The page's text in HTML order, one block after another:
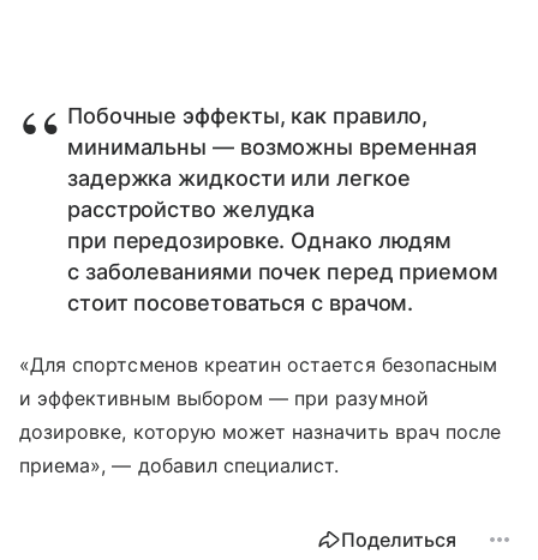
Побочные эффекты, как правило,
минимальны — возможны временная
задержка жидкости или легкое
расстройство желудка
при передозировке. Однако людям
с заболеваниями почек перед приемом
стоит посоветоваться с врачом.
«Для спортсменов креатин остается безопасным
и эффективным выбором — при разумной
дозировке, которую может назначить врач после
приема», — добавил специалист.
Поделиться